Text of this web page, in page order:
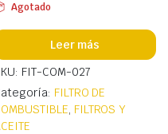
Agotado
Leer más
FIT-COM-027
FILTRO DE
, FILTROS Y